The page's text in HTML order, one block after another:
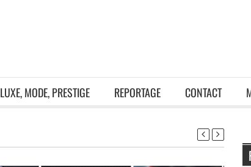
LUXE, MODE, PRESTIGE REPORTAGE CONTACT